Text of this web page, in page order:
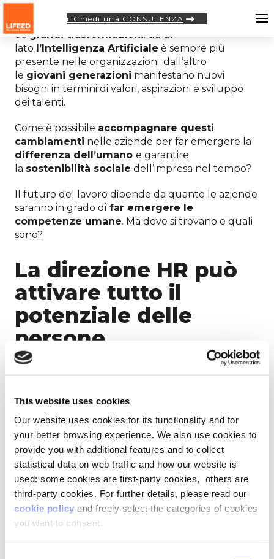
This website uses cookies
Our website uses cookies for its functionality and for
your better browsing experience. We also use cookies to
provide you with additional features and to collect
statistical data on web traffic and how our website is
used: some cookies are first-party cookies, others are
third-party cookies. For further details, please read our
cookie policy and freely select the categories of cookies
you want to consent.
riChiedi una CONSULENZA
Oggi il mondo del lavoro è caratterizzato
dagrandi trasformazioni: da un
lato l’Intelligenza Artificiale è sempre più
presente nelle organizzazioni; dall’altro
le giovani generazioni manifestano nuovi
bisogni in termini di valori, aspirazioni e sviluppo
dei talenti.
Come è possibile accompagnare questi
cambiamenti nelle aziende per far emergere la
differenza dell’umano e garantire
la sostenibilità sociale dell’impresa nel tempo?
Il futuro del lavoro dipende da quanto le aziende
saranno in grado di far emergere le
competenze umane. Ma dove si trovano e quali
sono?
La direzione HR può
attivare tutto il
potenziale delle
persone
Il70% delle competenzedelle persone risiede
Osservatorio vita-lavoro di Lifeed):
che rischia di essere sprecato in ambito
lavorativo, se non viene visto e attivato dalle
imprese, in particolare dalla Direzione HR.
Scopri nella checklist le5 competenze
trasversaliche appartengono agli esseri umani e
che sono insostituibili nel mondo moderno, da
valorizzare all’interno delle aziende per favorire la
sostenibilità umana